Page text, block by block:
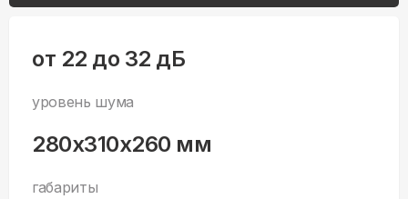
от 22 до 32 дБ
уровень шума
280x310x260 мм
габариты